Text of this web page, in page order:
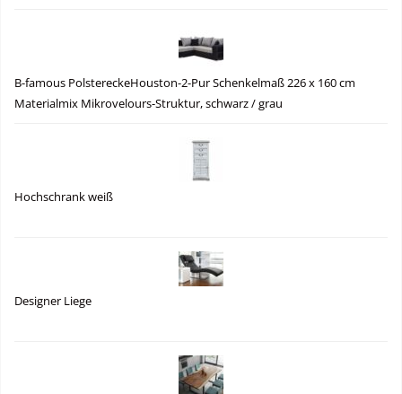
B-famous PolstereckeHouston-2-Pur Schenkelmaß 226 x 160 cm
Materialmix Mikrovelours-Struktur, schwarz / grau
Hochschrank weiß
Designer Liege